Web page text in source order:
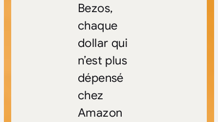
Bezos,
chaque
dollar qui
n’est plus
dépensé
chez
Amazon